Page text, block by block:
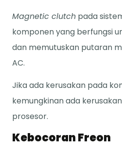
Magnetic clutch pada
komponen yang berfungsi
dan memutuskan putaran
AC.
Jika ada kerusakan pada
kemungkinan ada
prosesor.
Kebocoran Freon